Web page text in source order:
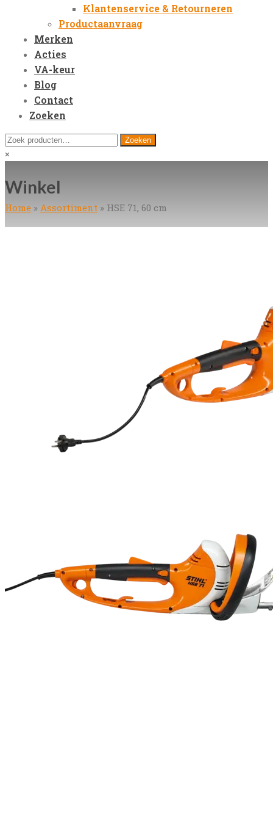
Klantenservice & Retourneren
Productaanvraag
Merken
Acties
VA-keur
Blog
Contact
Zoeken
Open
Mobile
Zoeken
naar:
Zoeken
×
Winkel
Home » Assortiment » HSE 71, 60 cm